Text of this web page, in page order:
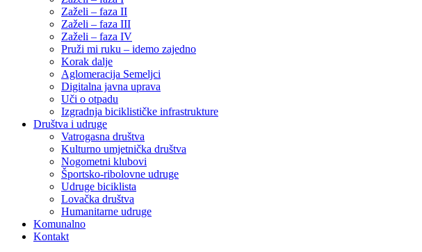
Zaželi – faza II
Zaželi – faza III
Zaželi – faza IV
Pruži mi ruku – idemo zajedno
Korak dalje
Aglomeracija Semeljci
Digitalna javna uprava
Uči o otpadu
Izgradnja biciklističke infrastrukture
Društva i udruge
Vatrogasna društva
Kulturno umjetnička društva
Nogometni klubovi
Športsko-ribolovne udruge
Udruge biciklista
Lovačka društva
Humanitarne udruge
Komunalno
Kontakt